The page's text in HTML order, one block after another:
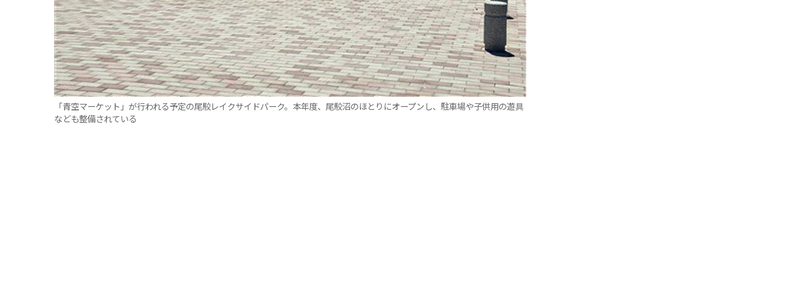
「青空マーケット」が行われる予定の尾駮レイクサイドパーク。本年度、尾駮沼のほとりにオープンし、駐車場や子供用の遊具
なども整備されている